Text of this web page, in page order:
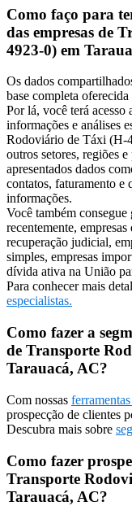
Como faço para
das empresas de
4923-0) em
Os dados
base completa
Por lá, você terá acesso
informações e análises
Rodoviário de Táxi (H-
outros setores, regiões
apresentados dados
contatos, faturamento e
informações.
Você também consegue
recentemente,
recuperação judicial,
simples, empresas
dívida ativa na União
Para conhecer mais
especialistas.
Como fazer a
de Transporte
Tarauacá, AC?
Com nossas
prospecção de clientes
Descubra mais sobre
Como fazer
Transporte
Tarauacá, AC?